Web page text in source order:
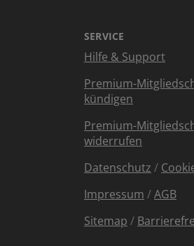
SERVICE
Hilfe & Support
Premium-
kündigen
Premium-
widerrufen
Datenschutz /
Impressum /AGB
Sitemap /